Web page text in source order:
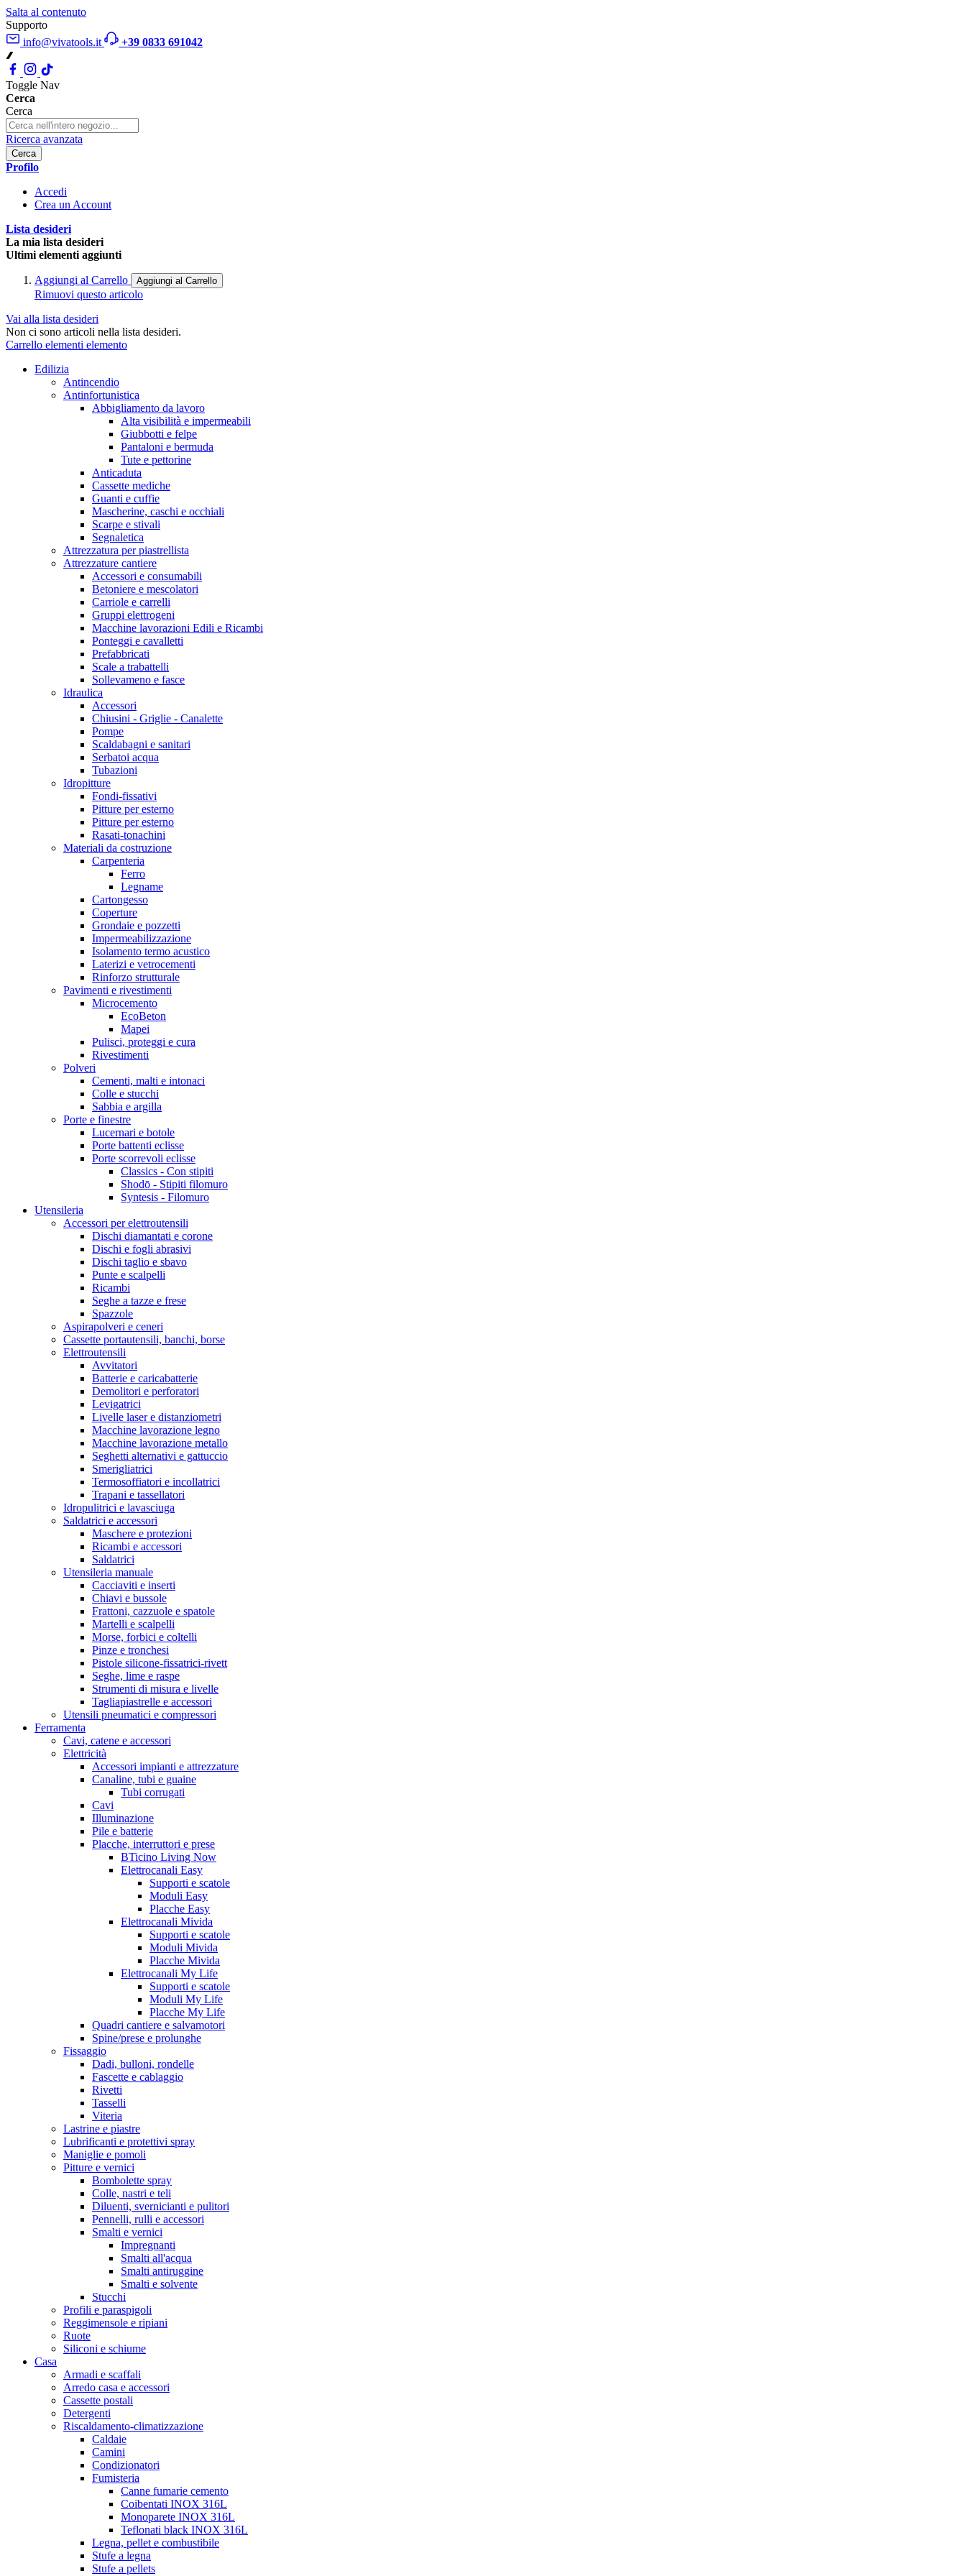
Salta al contenuto
Supporto
info@vivatools.it
+39 0833 691042
Toggle Nav
Cerca
Cerca
Ricerca avanzata
Cerca
Profilo
Accedi
Crea un Account
Lista desideri
La mia lista desideri
Ultimi elementi aggiunti
Aggiungi al Carrello Aggiungi al Carrello
Rimuovi questo articolo
Vai alla lista desideri
Non ci sono articoli nella lista desideri.
Carrello elementi elemento
Edilizia
Antincendio
Antinfortunistica
Abbigliamento da lavoro
Alta visibilità e impermeabili
Giubbotti e felpe
Pantaloni e bermuda
Tute e pettorine
Anticaduta
Cassette mediche
Guanti e cuffie
Mascherine, caschi e occhiali
Scarpe e stivali
Segnaletica
Attrezzatura per piastrellista
Attrezzature cantiere
Accessori e consumabili
Betoniere e mescolatori
Carriole e carrelli
Gruppi elettrogeni
Macchine lavorazioni Edili e Ricambi
Ponteggi e cavalletti
Prefabbricati
Scale a trabattelli
Sollevameno e fasce
Idraulica
Accessori
Chiusini - Griglie - Canalette
Pompe
Scaldabagni e sanitari
Serbatoi acqua
Tubazioni
Idropitture
Fondi-fissativi
Pitture per esterno
Pitture per esterno
Rasati-tonachini
Materiali da costruzione
Carpenteria
Ferro
Legname
Cartongesso
Coperture
Grondaie e pozzetti
Impermeabilizzazione
Isolamento termo acustico
Laterizi e vetrocementi
Rinforzo strutturale
Pavimenti e rivestimenti
Microcemento
EcoBeton
Mapei
Pulisci, proteggi e cura
Rivestimenti
Polveri
Cementi, malti e intonaci
Colle e stucchi
Sabbia e argilla
Porte e finestre
Lucernari e botole
Porte battenti eclisse
Porte scorrevoli eclisse
Classics - Con stipiti
Shodō - Stipiti filomuro
Syntesis - Filomuro
Utensileria
Accessori per elettroutensili
Dischi diamantati e corone
Dischi e fogli abrasivi
Dischi taglio e sbavo
Punte e scalpelli
Ricambi
Seghe a tazze e frese
Spazzole
Aspirapolveri e ceneri
Cassette portautensili, banchi, borse
Elettroutensili
Avvitatori
Batterie e caricabatterie
Demolitori e perforatori
Levigatrici
Livelle laser e distanziometri
Macchine lavorazione legno
Macchine lavorazione metallo
Seghetti alternativi e gattuccio
Smerigliatrici
Termosoffiatori e incollatrici
Trapani e tassellatori
Idropulitrici e lavasciuga
Saldatrici e accessori
Maschere e protezioni
Ricambi e accessori
Saldatrici
Utensileria manuale
Cacciaviti e inserti
Chiavi e bussole
Frattoni, cazzuole e spatole
Martelli e scalpelli
Morse, forbici e coltelli
Pinze e tronchesi
Pistole silicone-fissatrici-rivett
Seghe, lime e raspe
Strumenti di misura e livelle
Tagliapiastrelle e accessori
Utensili pneumatici e compressori
Ferramenta
Cavi, catene e accessori
Elettricità
Accessori impianti e attrezzature
Canaline, tubi e guaine
Tubi corrugati
Cavi
Illuminazione
Pile e batterie
Placche, interruttori e prese
BTicino Living Now
Elettrocanali Easy
Supporti e scatole
Moduli Easy
Placche Easy
Elettrocanali Mivida
Supporti e scatole
Moduli Mivida
Placche Mivida
Elettrocanali My Life
Supporti e scatole
Moduli My Life
Placche My Life
Quadri cantiere e salvamotori
Spine/prese e prolunghe
Fissaggio
Dadi, bulloni, rondelle
Fascette e cablaggio
Rivetti
Tasselli
Viteria
Lastrine e piastre
Lubrificanti e protettivi spray
Maniglie e pomoli
Pitture e vernici
Bombolette spray
Colle, nastri e teli
Diluenti, svernicianti e pulitori
Pennelli, rulli e accessori
Smalti e vernici
Impregnanti
Smalti all'acqua
Smalti antiruggine
Smalti e solvente
Stucchi
Profili e paraspigoli
Reggimensole e ripiani
Ruote
Siliconi e schiume
Casa
Armadi e scaffali
Arredo casa e accessori
Cassette postali
Detergenti
Riscaldamento-climatizzazione
Caldaie
Camini
Condizionatori
Fumisteria
Canne fumarie cemento
Coibentati INOX 316L
Monoparete INOX 316L
Teflonati black INOX 316L
Legna, pellet e combustibile
Stufe a legna
Stufe a pellets